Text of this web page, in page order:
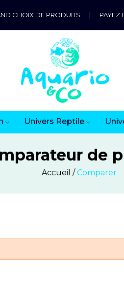
CHOIX DE PRODUITS | PAYEZ
Univers Reptile
de
Accueil Comparer